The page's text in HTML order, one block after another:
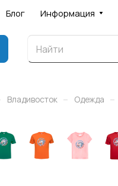
Блог Информация
Владивосток – Одежда –